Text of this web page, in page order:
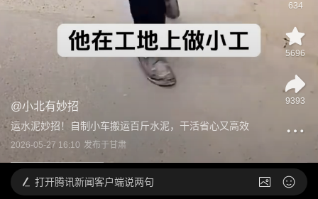
@小北有妙招
运水泥妙招！自制小车搬运百斤水泥，干活省心又高效
2026-05-27 16:10 发布于甘肃
634
5696
9393
打开腾讯新闻客户端说两句